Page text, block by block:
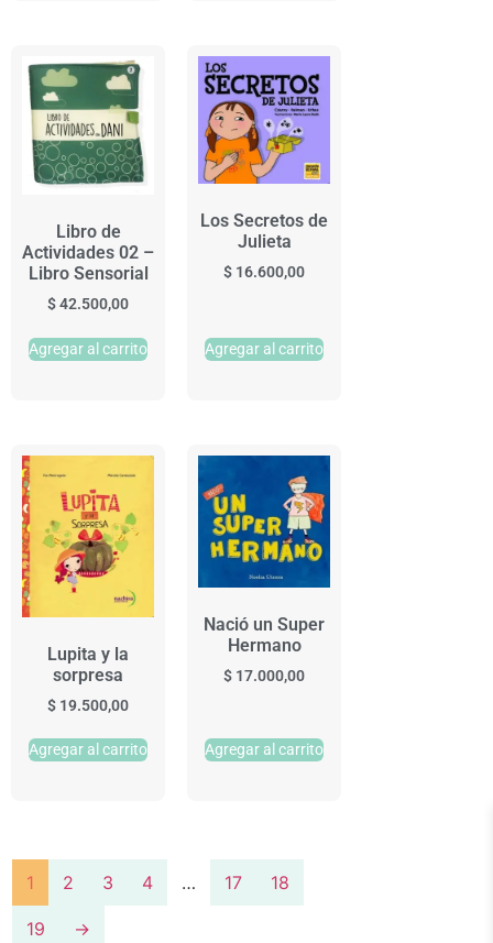
Libro de
Actividades 02 –
Libro Sensorial
$42.500,00
Agregar al carrito
Los Secretos de
Julieta
$ 16.600,00
Agregar al carrito
Lupita y la
sorpresa
$ 19.500,00
Agregar al carrito
Nació un Super
Hermano
$ 17.000,00
Agregar al carrito
1 2 3 4 … 17 18
19 →